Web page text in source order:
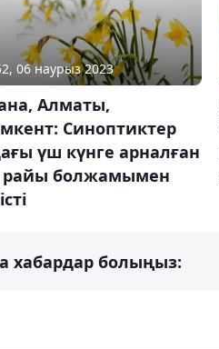
06 наурыз 2023
Алматы,
Синоптиктер
үш күнге арналған
райы болжамымен
хабардар болыңыз: